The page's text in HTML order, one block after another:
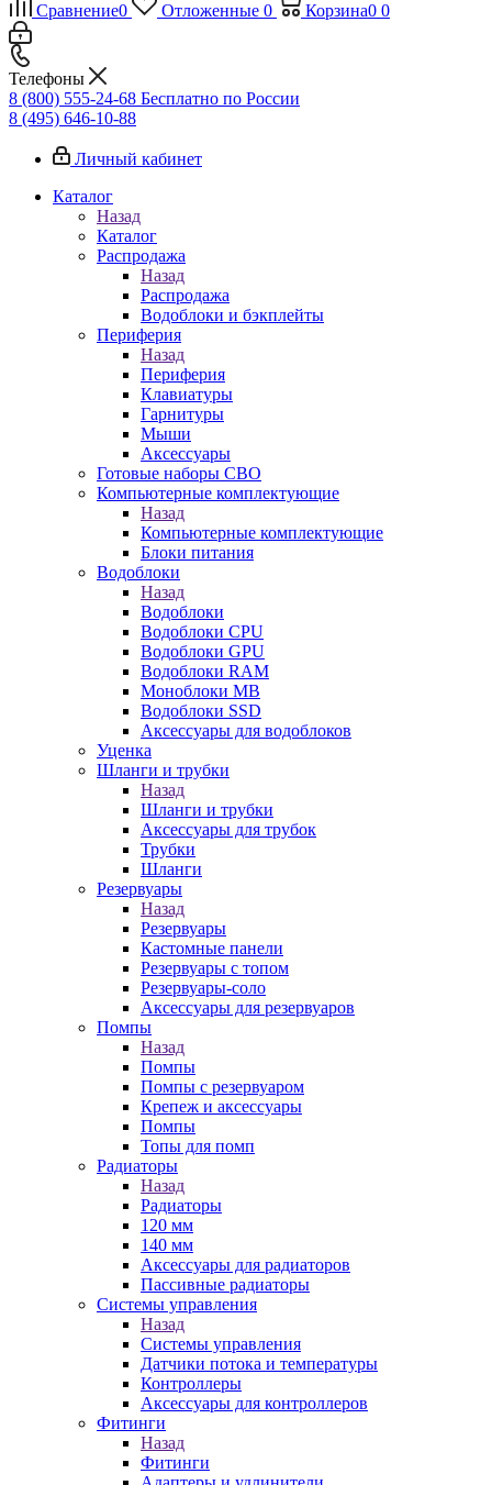
Сравнение0 Отложенные 0 Корзина0 0
Телефоны
8 (800) 555-24-68 Бесплатно по России
8 (495) 646-10-88
Личный кабинет
Каталог
Назад
Каталог
Распродажа
Назад
Распродажа
Водоблоки и бэкплейты
Периферия
Назад
Периферия
Клавиатуры
Гарнитуры
Мыши
Аксессуары
Готовые наборы СВО
Компьютерные комплектующие
Назад
Компьютерные комплектующие
Блоки питания
Водоблоки
Назад
Водоблоки
Водоблоки CPU
Водоблоки GPU
Водоблоки RAM
Моноблоки MB
Водоблоки SSD
Аксессуары для водоблоков
Уценка
Шланги и трубки
Назад
Шланги и трубки
Аксессуары для трубок
Трубки
Шланги
Резервуары
Назад
Резервуары
Кастомные панели
Резервуары с топом
Резервуары-соло
Аксессуары для резервуаров
Помпы
Назад
Помпы
Помпы с резервуаром
Крепеж и аксессуары
Помпы
Топы для помп
Радиаторы
Назад
Радиаторы
120 мм
140 мм
Аксессуары для радиаторов
Пассивные радиаторы
Системы управления
Назад
Системы управления
Датчики потока и температуры
Контроллеры
Аксессуары для контроллеров
Фитинги
Назад
Фитинги